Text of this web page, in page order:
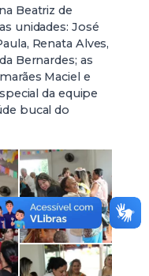
Beatriz de
unidades: José
Renata Alves,
Bernardes; as
Maciel e
da equipe
bucal do